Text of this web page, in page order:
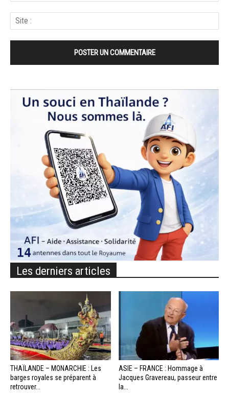
Les derniers articles
THAÏLANDE – MONARCHIE : Les
barges royales se préparent à
retrouver...
ASIE – FRANCE : Hommage à
Jacques Gravereau, passeur entre
la...